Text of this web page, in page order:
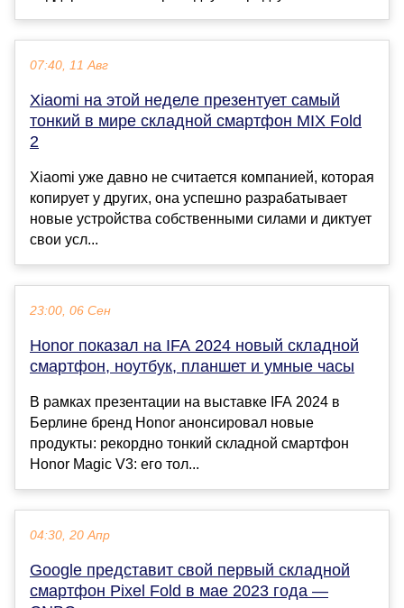
07:40, 11 Авг
Xiaomi на этой неделе презентует самый
тонкий в мире складной смартфон MIX Fold
2
Xiaomi уже давно не считается компанией, которая
копирует у других, она успешно разрабатывает
новые устройства собственными силами и диктует
свои усл...
23:00, 06 Сен
Honor показал на IFA 2024 новый складной
смартфон, ноутбук, планшет и умные часы
В рамках презентации на выставке IFA 2024 в
Берлине бренд Honor анонсировал новые
продукты: рекордно тонкий складной смартфон
Honor Magic V3: его тол...
04:30, 20 Апр
Google представит свой первый складной
смартфон Pixel Fold в мае 2023 года —